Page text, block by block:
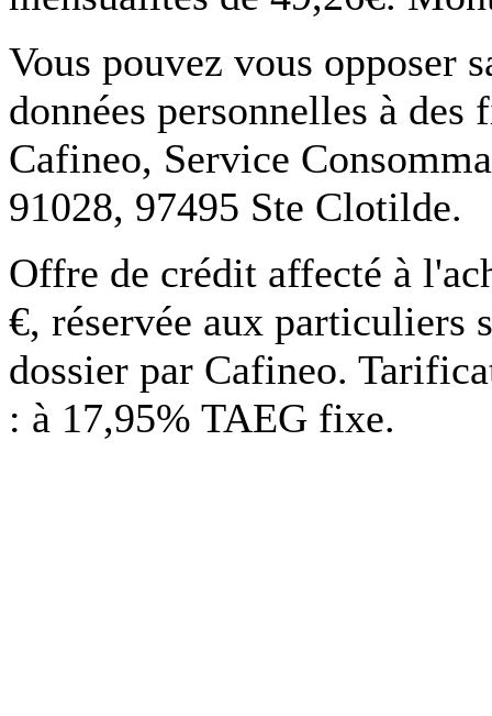
Vous pouvez vous opposer
données personnelles à
Cafineo, Service
91028, 97495 Ste Clotilde.
Offre de crédit affecté à
€, réservée aux particuliers
dossier par Cafineo.
: à 17,95% TAEG fixe.